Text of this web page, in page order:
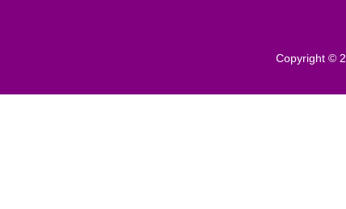
Copyright ©